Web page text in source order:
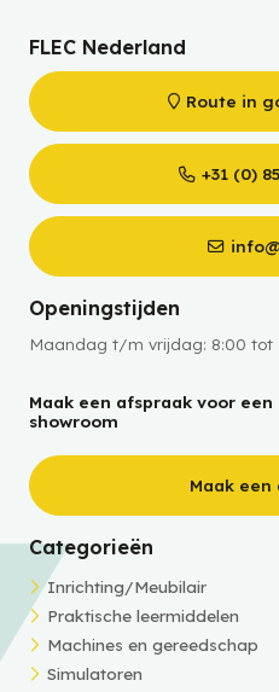
FLEC Nederland
Route in
+31 (0)
Openingstijden
Maandag t/m vrijdag: 8:00 tot
Maak een afspraak voor
showroom
Maak een
Categorieën
Inrichting/Meubilair
Praktische leermiddelen
Machines en gereedschap
Simulatoren